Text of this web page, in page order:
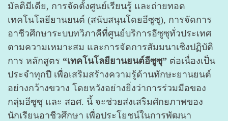
มัลติมีเดีย, การจัดตั้งศูนย์เรียนรู้ และถ่ายทอด
เทคโนโลยียานยนต์ (สนับสนุนโดยอีซูซุ), การจัดการ
อาชีวศึกษาระบบทวิภาคีที่ศูนย์บริการอีซูซุทั่วประเทศ
ตามความเหมาะสม และการจัดการสัมมนาเชิงปฏิบัติ
การ หลักสูตร “เทคโนโลยียานยนต์อีซูซุ” ต่อเนื่องเป็น
ประจำทุกปี เพื่อเสริมสร้างความรู้ด้านทักษะยานยนต์
อย่างกว้างขวาง โดยหวังอย่างยิ่งว่าการร่วมมือของ
กลุ่มอีซูซุ และ สอศ. นี้ จะช่วยส่งเสริมศักยภาพของ
นักเรียนอาชีวศึกษา เพื่อประโยชน์ในการพัฒนา